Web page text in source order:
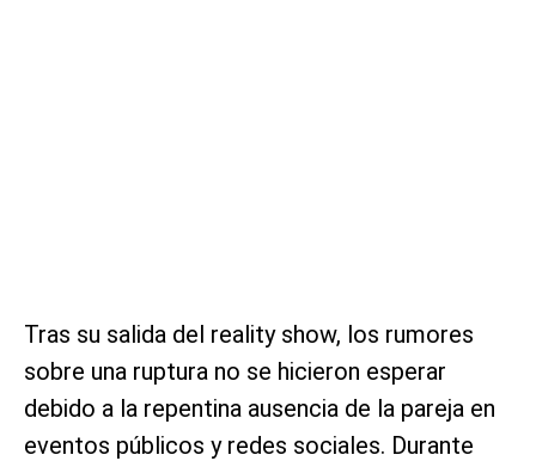
Tras su salida del reality show, los rumores
sobre una ruptura no se hicieron esperar
debido a la repentina ausencia de la pareja en
eventos públicos y redes sociales. Durante